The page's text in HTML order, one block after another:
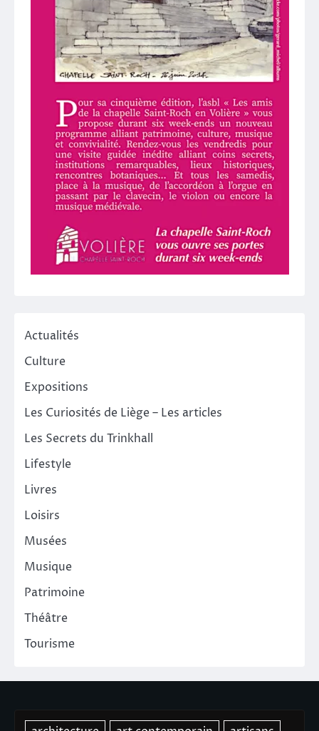
Actualités
Culture
Expositions
Les Curiosités de Liège – Les articles
Les Secrets du Trinkhall
Lifestyle
Livres
Loisirs
Musées
Musique
Patrimoine
Théâtre
Tourisme